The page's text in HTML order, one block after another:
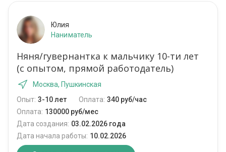
Юлия
Наниматель
Няня/гувернантка к мальчику 10-ти лет
(с опытом, прямой работодатель)
Москва, Пушкинская
Опыт: 3-10 лет Оплата: 340 руб/час
Оплата: 130000 руб/мес
Дата создания: 03.02.2026 года
Дата начала работы: 10.02.2026